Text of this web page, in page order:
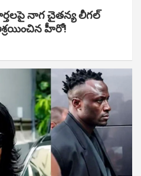
నాగ చైతన్య లీగల్
హీరో!